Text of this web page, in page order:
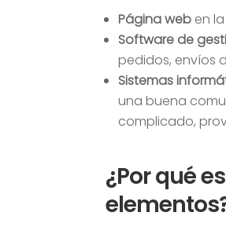
Página web en
Software de
pedidos, envíos
Sistemas
una buena
complicado,
¿Por qué